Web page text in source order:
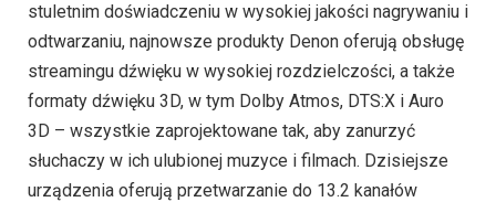
stuletnim doświadczeniu w wysokiej jakości nagrywaniu i
odtwarzaniu, najnowsze produkty Denon oferują obsługę
streamingu dźwięku w wysokiej rozdzielczości, a także
formaty dźwięku 3D, w tym Dolby Atmos, DTS:X i Auro
3D – wszystkie zaprojektowane tak, aby zanurzyć
słuchaczy w ich ulubionej muzyce i filmach. Dzisiejsze
urządzenia oferują przetwarzanie do 13.2 kanałów